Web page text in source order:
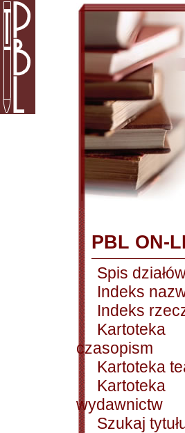
PBL ON-
Spis
Indeks
Indeks
Kartoteka
czasopism
Kartoteka
Kartoteka
wydawnictw
Szukaj